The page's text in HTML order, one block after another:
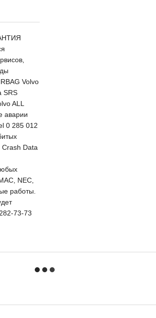
Volvo
SRS
ALL
аварии
0 285 012
Data
NEC,
работы.
73-73